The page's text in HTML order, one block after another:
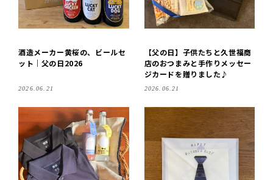
酒造メーカー黄桜の、ビールセ
ット｜父の日2026
2026.06.21
【父の日】子供たちと久世福商
店のおつまみと手作りメッセー
ジカードを贈りました♪
2026.06.21